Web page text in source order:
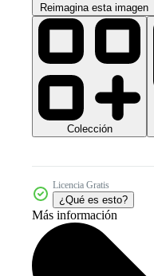
Reimagina esta imagen
Colección
Licencia Gratis
¿Qué es esto?
Más información